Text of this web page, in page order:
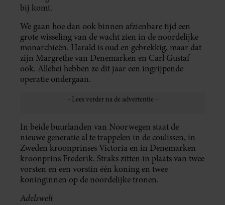
bij komt.
We gaan hoe dan ook binnen afzienbare tijd een
grote wisseling van de wacht zien in de noordelijke
monarchieën. Harald is oud en gebrekkig, maar dat
zijn Margrethe van Denemarken en Carl Gustaf
ook. Allebei hebben ze dit jaar een ingrijpende
operatie ondergaan.
In beide buurlanden van Noorwegen staat de
nieuwe generatie al te trappelen in de coulissen, in
Zweden kroonprinses Victoria en in Denemarken
kroonprins Frederik. Straks zitten in plaats van twee
vorsten en een vorstin één koning en twee
koninginnen op de noordelijke tronen.
Adelswelt